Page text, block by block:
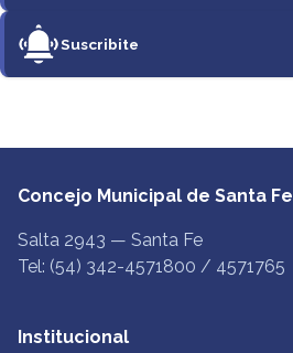
Suscribite
Concejo Municipal de Santa Fe
Salta 2943 — Santa Fe
Tel: (54) 342-4571800 / 4571765
Institucional